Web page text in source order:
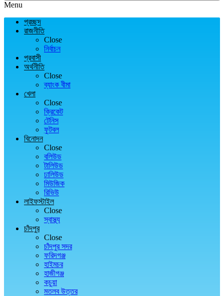
Menu
প্রচ্ছদ
রাজনীতি
Close
নির্বাচন
প্রবাসী
অর্থনীতি
Close
ব্যাংক বীমা
খেলা
Close
ক্রিকেট
টেনিস
ফুটবল
বিনোদন
Close
বলিউড
টালিউড
ঢালিউড
মিউজিক
রিভিউ
লাইফস্টাইল
Close
স্বাস্থ্য
চাঁদপুর
Close
চাঁদপুর সদর
ফরিদগঞ্জ
হাইমচর
হাজীগঞ্জ
কচুয়া
মতলব উত্তর